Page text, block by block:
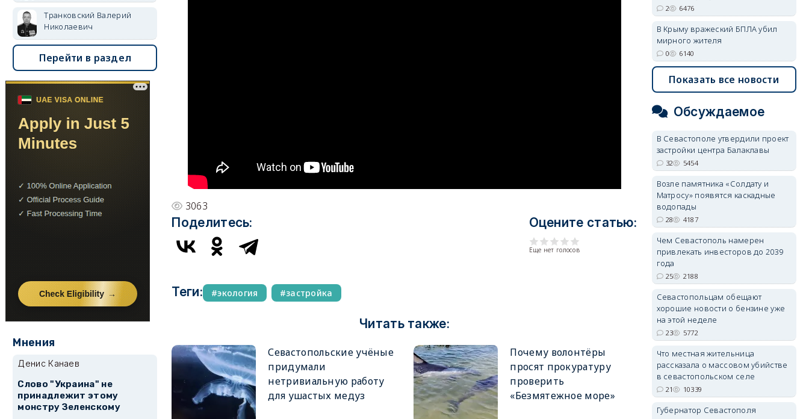
3063
Поделитесь: Оцените статью:
Еще нет голосов
Теги: экология застройка
Читать также:
Севастопольские учёные
придумали
нетривиальную работу
для ушастых медуз
Почему волонтёры
просят прокуратуру
проверить
«Безмятежное море»
Транковский Валерий
Николаевич
Перейти в раздел
Мнения
Денис Канаев
Слово "Украина" не
принадлежит этому
монстру Зеленскому
2 6476
В Крыму вражеский БПЛА убил
мирного жителя
0 6140
Показать все новости
Обсуждаемое
В Севастополе утвердили проект
застройки центра Балаклавы
32 5454
Возле памятника «Солдату и
Матросу» появятся каскадные
водопады
28 4187
Чем Севастополь намерен
привлекать инвесторов до 2039
года
25 2188
Севастопольцам обещают
хорошие новости о бензине уже
на этой неделе
23 5772
Что местная жительница
рассказала о массовом убийстве
в севастопольском селе
21 10339
Губернатор Севастополя